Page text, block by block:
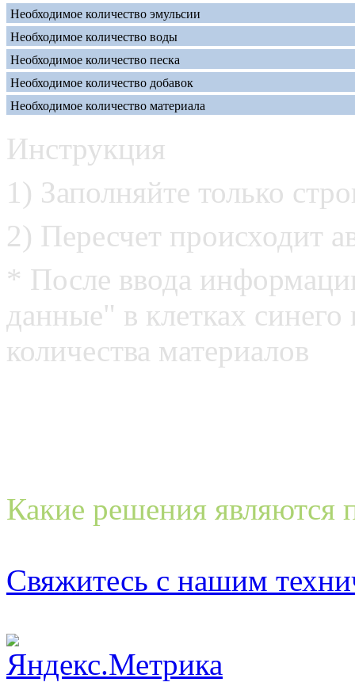
Необходимое количество эмульсии
Необходимое количество воды
Необходимое количество песка
Необходимое количество добавок
Необходимое количество материала
Инструкция
1) Заполняйте только
2) Пересчет происходит
* После ввода
данные" в клетках
количества материалов
Какие решения являются
Свяжитесь с нашим